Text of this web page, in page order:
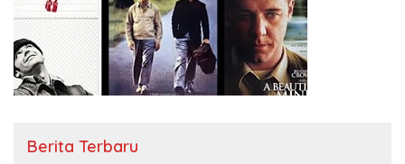
Berita Terbaru